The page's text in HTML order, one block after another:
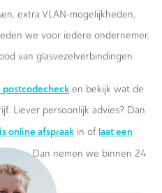
extra VLAN-mogelijkheden,
we voor iedere ondernemer,
van glasvezelverbindingen.
postcodecheck en bekijk wat de
Liever persoonlijk advies? Dan
online afspraak in of laat een
Dan nemen we binnen 24